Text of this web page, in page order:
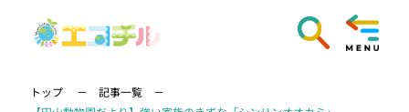
トップ
記事一覧